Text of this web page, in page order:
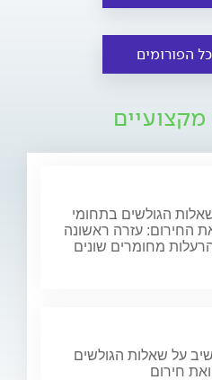
הפורומים
הגולשים בתחומי
החירום: עזרה ראשונה
מחומרים שונים
על שאלות הגולשים
חירום